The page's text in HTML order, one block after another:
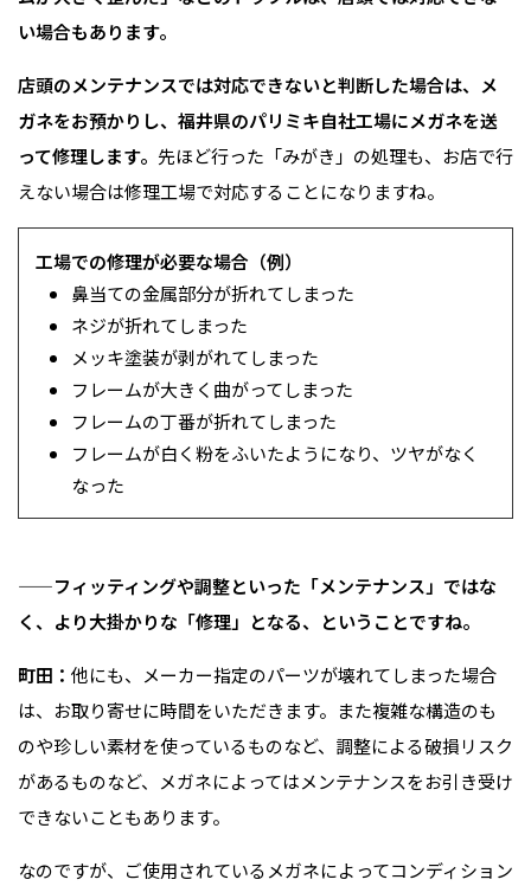
い場合もあります。
店頭のメンテナンスでは対応できないと判断した場合は、メ
ガネをお預かりし、福井県のパリミキ自社工場にメガネを送
って修理します。 先ほど行った「みがき」の処理も、お店で行
えない場合は修理工場で対応することになりますね。
工場での修理が必要な場合（例）
鼻当ての金属部分が折れてしまった
ネジが折れてしまった
メッキ塗装が剥がれてしまった
フレームが大きく曲がってしまった
フレームの丁番が折れてしまった
フレームが白く粉をふいたようになり、ツヤがなく
なった
——フィッティングや調整といった「メンテナンス」ではな
く、より大掛かりな「修理」となる、ということですね。
町田： 他にも、メーカー指定のパーツが壊れてしまった場合
は、お取り寄せに時間をいただきます。また複雑な構造のも
のや珍しい素材を使っているものなど、調整による破損リスク
があるものなど、メガネによってはメンテナンスをお引き受け
できないこともあります。
なのですが、ご使用されているメガネによってコンディション